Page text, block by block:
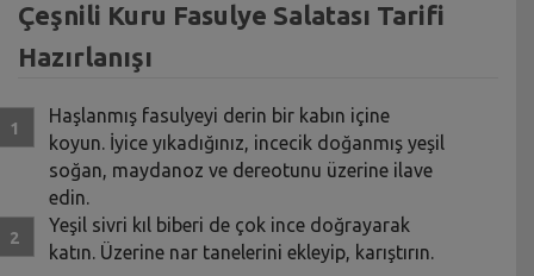
Çeşnili Kuru Fasulye Salatası Tarifi
Hazırlanışı
Haşlanmış fasulyeyi derin bir kabın içine
koyun. İyice yıkadığınız, incecik doğanmış yeşil
soğan, maydanoz ve dereotunu üzerine ilave
edin.
Yeşil sivri kıl biberi de çok ince doğrayarak
katın. Üzerine nar tanelerini ekleyip, karıştırın.